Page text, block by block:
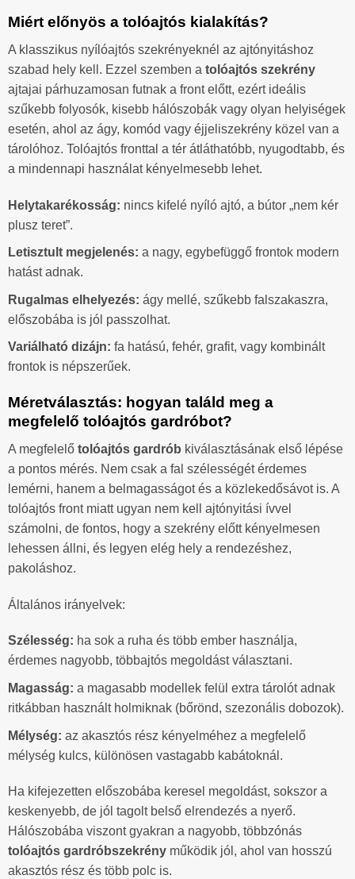
Miért előnyös a tolóajtós kialakítás?
A klasszikus nyílóajtós szekrényeknél az ajtónyitáshoz
szabad hely kell. Ezzel szemben a tolóajtós szekrény
ajtajai párhuzamosan futnak a front előtt, ezért ideális
szűkebb folyosók, kisebb hálószobák vagy olyan helyiségek
esetén, ahol az ágy, komód vagy éjjeliszekrény közel van a
tárolóhoz. Tolóajtós fronttal a tér átláthatóbb, nyugodtabb, és
a mindennapi használat kényelmesebb lehet.
Helytakarékosság: nincs kifelé nyíló ajtó, a bútor „nem kér
plusz teret”.
Letisztult megjelenés: a nagy, egybefüggő frontok modern
hatást adnak.
Rugalmas elhelyezés: ágy mellé, szűkebb falszakaszra,
előszobába is jól passzolhat.
Variálható dizájn: fa hatású, fehér, grafit, vagy kombinált
frontok is népszerűek.
Méretválasztás: hogyan találd meg a
megfelelő tolóajtós gardróbot?
A megfelelő tolóajtós gardrób kiválasztásának első lépése
a pontos mérés. Nem csak a fal szélességét érdemes
lemérni, hanem a belmagasságot és a közlekedősávot is. A
tolóajtós front miatt ugyan nem kell ajtónyitási ívvel
számolni, de fontos, hogy a szekrény előtt kényelmesen
lehessen állni, és legyen elég hely a rendezéshez,
pakoláshoz.
Általános irányelvek:
Szélesség: ha sok a ruha és több ember használja,
érdemes nagyobb, többajtós megoldást választani.
Magasság: a magasabb modellek felül extra tárolót adnak
ritkábban használt holmiknak (bőrönd, szezonális dobozok).
Mélység: az akasztós rész kényelméhez a megfelelő
mélység kulcs, különösen vastagabb kabátoknál.
Ha kifejezetten előszobába keresel megoldást, sokszor a
keskenyebb, de jól tagolt belső elrendezés a nyerő.
Hálószobába viszont gyakran a nagyobb, többzónás
tolóajtós gardróbszekrény működik jól, ahol van hosszú
akasztós rész és több polc is.